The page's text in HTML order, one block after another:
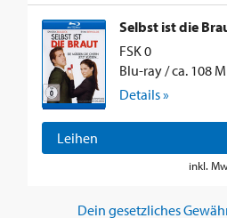
Selbst ist die
FSK 0
Blu-ray / ca. 108
Details »
Leihen
inkl.
Dein gesetzliches